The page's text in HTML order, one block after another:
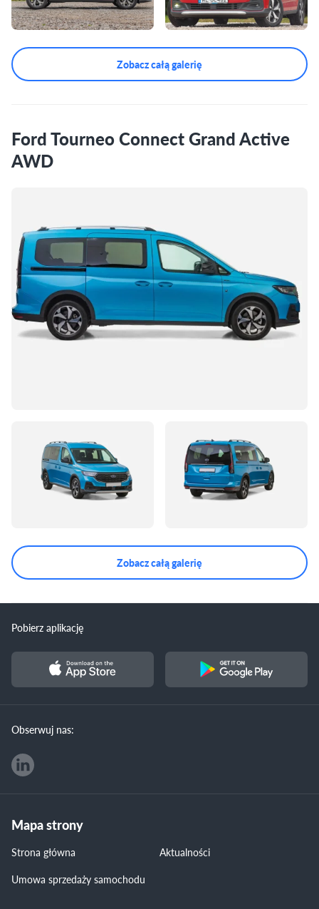
Zobacz całą galerię
Ford Tourneo Connect Grand Active
AWD
Zobacz całą galerię
Pobierz aplikację
Obserwuj nas:
Mapa strony
Strona główna
Aktualności
Umowa sprzedaży samochodu